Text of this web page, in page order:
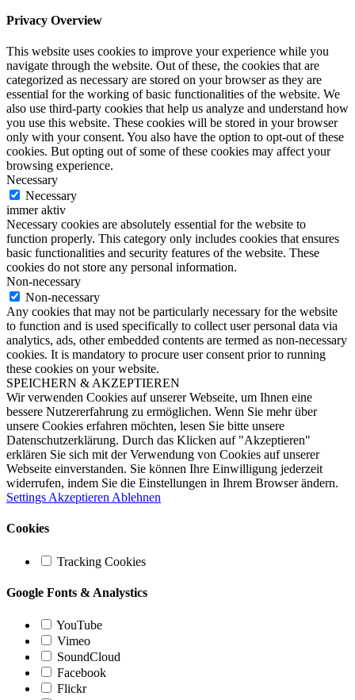
Privacy Overview
This website uses cookies to improve your experience while you
navigate through the website. Out of these, the cookies that are
categorized as necessary are stored on your browser as they are
essential for the working of basic functionalities of the website. We
also use third-party cookies that help us analyze and understand how
you use this website. These cookies will be stored in your browser
only with your consent. You also have the option to opt-out of these
cookies. But opting out of some of these cookies may affect your
browsing experience.
Necessary
Necessary
immer aktiv
Necessary cookies are absolutely essential for the website to
function properly. This category only includes cookies that ensures
basic functionalities and security features of the website. These
cookies do not store any personal information.
Non-necessary
Non-necessary
Any cookies that may not be particularly necessary for the website
to function and is used specifically to collect user personal data via
analytics, ads, other embedded contents are termed as non-necessary
cookies. It is mandatory to procure user consent prior to running
these cookies on your website.
SPEICHERN & AKZEPTIEREN
Wir verwenden Cookies auf unserer Webseite, um Ihnen eine
bessere Nutzererfahrung zu ermöglichen. Wenn Sie mehr über
unsere Cookies erfahren möchten, lesen Sie bitte unsere
Datenschutzerklärung. Durch das Klicken auf "Akzeptieren"
erklären Sie sich mit der Verwendung von Cookies auf unserer
Webseite einverstanden. Sie können Ihre Einwilligung jederzeit
widerrufen, indem Sie die Einstellungen in Ihrem Browser ändern.
Settings Akzeptieren Ablehnen
Cookies
Tracking Cookies
Google Fonts & Analystics
YouTube
Vimeo
SoundCloud
Facebook
Flickr